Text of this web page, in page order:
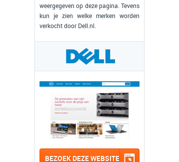
weergegeven op deze pagina. Tevens
kun je zien welke merken worden
verkocht door Dell.nl.
BEZOEK DEZE WEBSITE